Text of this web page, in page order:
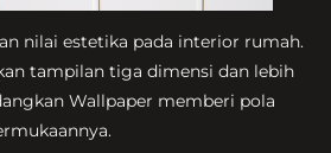
nilai estetika pada interior rumah.
tampilan tiga dimensi dan lebih
Wallpaper memberi pola